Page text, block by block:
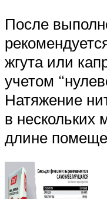
После
жгута или
учетом
Натяжение
в нескольких
длине